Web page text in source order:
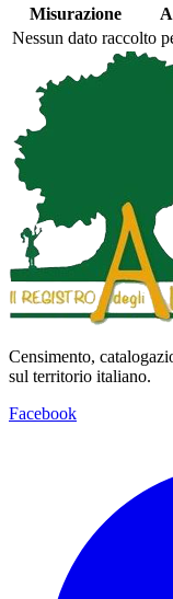
Misurazione
Nessun dato raccolto
Censimento,
sul territorio italiano.
Facebook